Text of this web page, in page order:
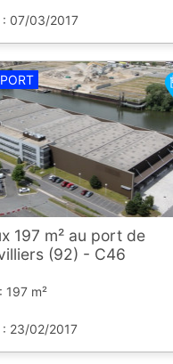
: 07/03/2017
197 m² au port de
(92) - C46
197 m²
: 23/02/2017